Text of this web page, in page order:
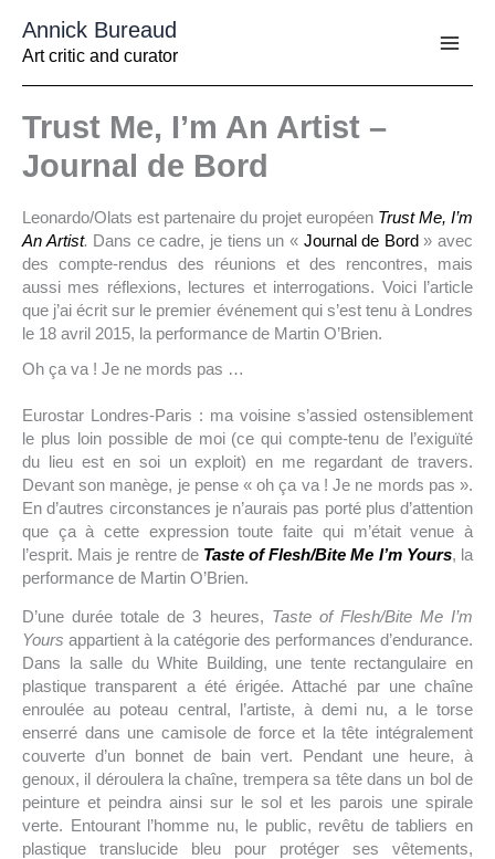
contenu
Annick Bureaud
Art critic and curator
Trust Me, I’m An Artist –
Journal de Bord
Leonardo/Olats est partenaire du projet européen Trust Me, I’m
An Artist. Dans ce cadre, je tiens un « Journal de Bord» avec
des compte-rendus des réunions et des rencontres, mais
aussi mes réflexions, lectures et interrogations. Voici l’article
que j’ai écrit sur le premier événement qui s’est tenu à Londres
le 18 avril 2015, la performance de Martin O’Brien.
Oh ça va ! Je ne mords pas …
Eurostar Londres-Paris : ma voisine s’assied ostensiblement
le plus loin possible de moi (ce qui compte-tenu de l’exiguïté
du lieu est en soi un exploit) en me regardant de travers.
Devant son manège, je pense « oh ça va ! Je ne mords pas ».
En d’autres circonstances je n’aurais pas porté plus d’attention
que ça à cette expression toute faite qui m’était venue à
l’esprit. Mais je rentre de Taste of Flesh/Bite Me I’m Yours, la
performance de Martin O’Brien.
D’une durée totale de 3 heures, Taste of Flesh/Bite Me I’m
Yours appartient à la catégorie des performances d’endurance.
Dans la salle du White Building, une tente rectangulaire en
plastique transparent a été érigée. Attaché par une chaîne
enroulée au poteau central, l’artiste, à demi nu, a le torse
enserré dans une camisole de force et la tête intégralement
couverte d’un bonnet de bain vert. Pendant une heure, à
genoux, il déroulera la chaîne, trempera sa tête dans un bol de
peinture et peindra ainsi sur le sol et les parois une spirale
verte. Entourant l’homme nu, le public, revêtu de tabliers en
plastique translucide bleu pour protéger ses vêtements,